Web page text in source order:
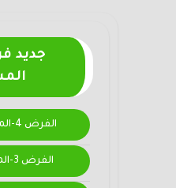
جديد
الفرض 4-المرحلة الرابعة
الفرض 3-المرحلة الثالثة